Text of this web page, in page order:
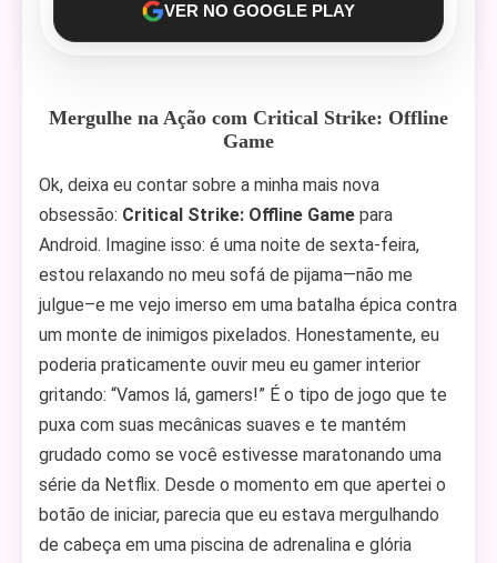
VER NO GOOGLE PLAY
Mergulhe na Ação com Critical Strike: Offline
Game
Ok, deixa eu contar sobre a minha mais nova
obsessão: Critical Strike: Offline Game para
Android. Imagine isso: é uma noite de sexta-feira,
estou relaxando no meu sofá de pijama—não me
julgue–e me vejo imerso em uma batalha épica contra
um monte de inimigos pixelados. Honestamente, eu
poderia praticamente ouvir meu eu gamer interior
gritando: “Vamos lá, gamers!” É o tipo de jogo que te
puxa com suas mecânicas suaves e te mantém
grudado como se você estivesse maratonando uma
série da Netflix. Desde o momento em que apertei o
botão de iniciar, parecia que eu estava mergulhando
de cabeça em uma piscina de adrenalina e glória